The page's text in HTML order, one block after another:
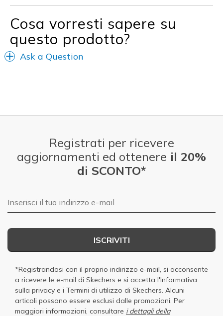
Cosa vorresti sapere su
questo prodotto?
Ask a Question
Registrati per ricevere
aggiornamenti ed ottenere il 20%
di SCONTO*
E-mail
ISCRIVITI
*Registrandosi con il proprio indirizzo e-mail, si acconsente
a ricevere le e-mail di Skechers e si accetta l'Informativa
sulla privacy e i Termini di utilizzo di Skechers . Alcuni
articoli possono essere esclusi dalle promozioni. Per
maggiori informazioni, consultare i dettagli della